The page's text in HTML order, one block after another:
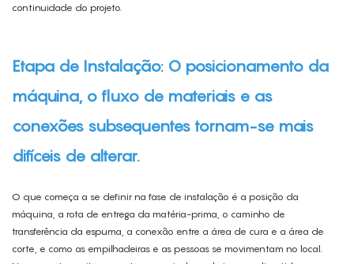
continuidade do projeto.
Etapa de Instalação: O posicionamento da
máquina, o fluxo de materiais e as
conexões subsequentes tornam-se mais
difíceis de alterar.
O que começa a se definir na fase de instalação é a posição da
máquina, a rota de entrega da matéria-prima, o caminho de
transferência da espuma, a conexão entre a área de cura e a área de
corte, e como as empilhadeiras e as pessoas se movimentam no local.